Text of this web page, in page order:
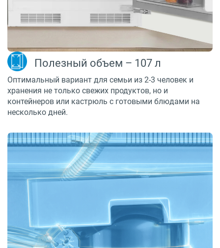
Полезный объем – 107 л
Оптимальный вариант для семьи из 2-3 человек и
хранения не только свежих продуктов, но и
контейнеров или кастрюль с готовыми блюдами на
несколько дней.